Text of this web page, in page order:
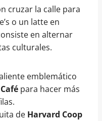
cruzar la calle para
o un latte en
en alternar
culturales.
emblemático
para hacer más
de Harvard Coop